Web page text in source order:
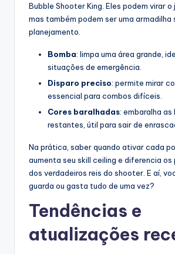
Bubble Shooter King. Eles podem virar o
mas também podem ser uma armadilha
planejamento.
Bomba: limpa uma área grande,
situações de emergência.
Disparo preciso: permite mirar
essencial para combos difíceis.
Cores baralhadas: embaralha as
restantes, útil para sair de
Na prática, saber quando ativar cada
aumenta seu skill ceiling e diferencia os
dos verdadeiros reis do shooter. E aí,
guarda ou gasta tudo de uma vez?
Tendências e
atualizações